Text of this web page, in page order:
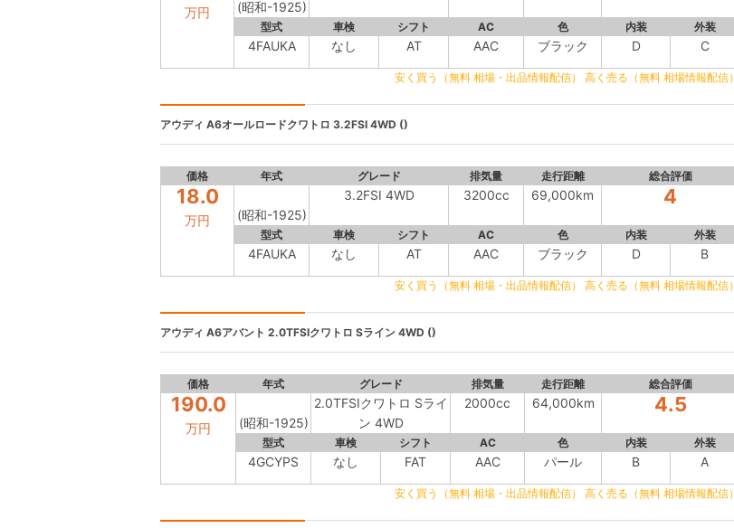
万円 (昭和-1925)
型式 車検 シフト AC 色 内装 外装
4FAUKA なし AT AAC ブラック D C
安く買う（無料 相場・出品情報配信） 高く売る（無料 相場情報配信）
アウディ A6オールロードクワトロ 3.2FSI 4WD ()
価格 年式 グレード 排気量 走行距離 総合評価
18.0
万円 (昭和-1925)
3.2FSI 4WD 3200cc 69,000km 4
型式 車検 シフト AC 色 内装 外装
4FAUKA なし AT AAC ブラック D B
安く買う（無料 相場・出品情報配信） 高く売る（無料 相場情報配信）
アウディ A6アバント 2.0TFSIクワトロ Sライン 4WD ()
価格 年式 グレード 排気量 走行距離 総合評価
190.0
万円 (昭和-1925)
2.0TFSIクワトロ Sライ
ン 4WD
2000cc 64,000km 4.5
型式 車検 シフト AC 色 内装 外装
4GCYPS なし FAT AAC パール B A
安く買う（無料 相場・出品情報配信） 高く売る（無料 相場情報配信）